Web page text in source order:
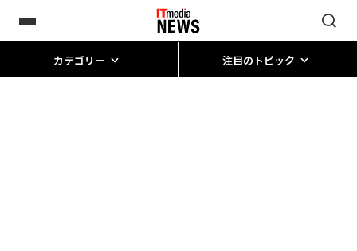
カテゴリー 注目のトピック